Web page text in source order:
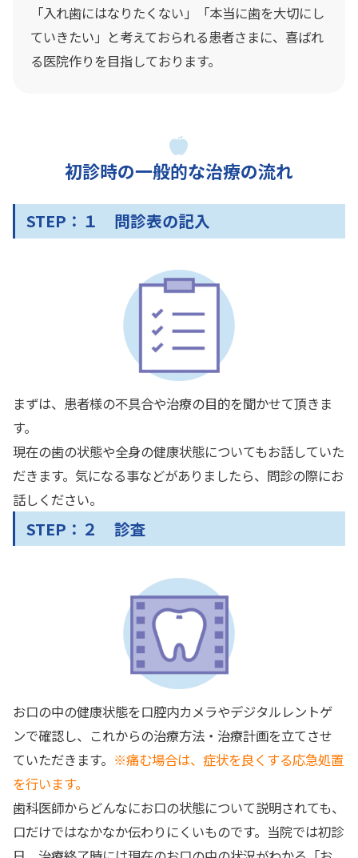
「入れ歯にはなりたくない」「本当に歯を大切にし
ていきたい」と考えておられる患者さまに、喜ばれ
る医院作りを目指しております。
初診時の一般的な治療の流れ
STEP：１ 問診表の記入
まずは、患者様の不具合や治療の目的を聞かせて頂きま
す。
現在の歯の状態や全身の健康状態についてもお話していた
だきます。気になる事などがありましたら、問診の際にお
話しください。
STEP：２ 診査
お口の中の健康状態を口腔内カメラやデジタルレントゲ
ンで確認し、これからの治療方法・治療計画を立てさせ
ていただきます。 ※痛む場合は、症状を良くする応急処置
を行います。
歯科医師からどんなにお口の状態について説明されても、
口だけではなかなか伝わりにくいものです。当院では初診